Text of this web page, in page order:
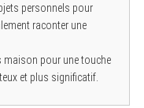
personnels pour
raconter une
maison pour une touche
et plus significatif.